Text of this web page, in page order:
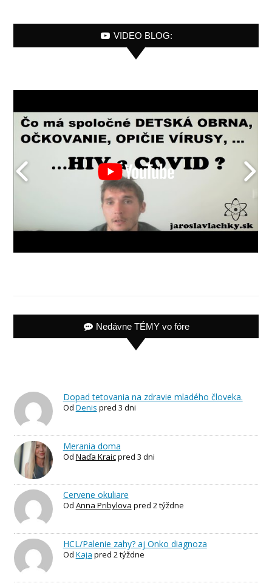
VIDEO BLOG:
Nedávne TÉMY vo fóre
Dopad tetovania na zdravie mladého človeka.
Od Denis pred 3 dni
Merania doma
Od Naďa Kraicpred 3 dni
Cervene okuliare
Od Anna Pribylova pred 2 týždne
HCL/Palenie zahy? aj Onko diagnoza
Od Kaja pred 2 týždne